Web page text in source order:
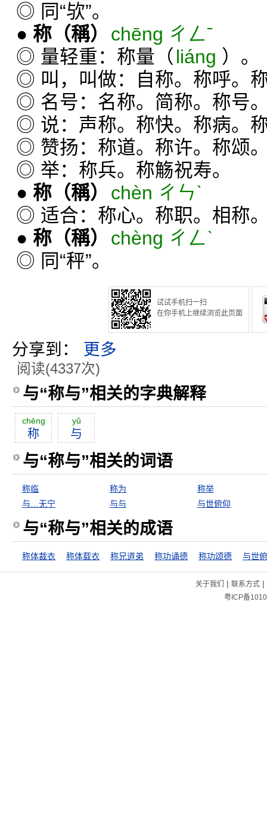
◎ 同“欤”。
● 称 （稱）
chēng ㄔㄥˉ
◎ 量轻重：称量（ liáng ）。
◎ 叫，叫做：自称。称呼。
◎ 名号：名称。简称。称号
◎ 说：声称。称快。称病。
◎ 赞扬：称道。称许。称颂
◎ 举：称兵。称觞祝寿。
● 称 （稱）
chèn ㄔㄣˋ
◎ 适合：称心。称职。相称
● 称 （稱）
chèng ㄔㄥˋ
◎ 同“秤”。
试试手机扫一扫
在你手机上继续浏览此页面
分享到： 更多
阅读(4337次)
与“称与”相关的字典解释
chēng
称
yŭ
与
与“称与”相关的词语
称临 称为
称举
与…无宁
与与 与世俯仰
与“称与”相关的成语
称体裁衣 称体载衣 称兄道弟 称功诵德 称功颂德 与世
关于我们 | 联系方式|
粤ICP备